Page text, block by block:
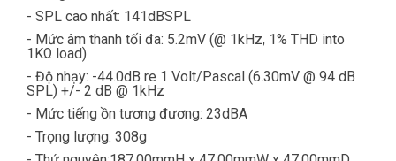
- SPL cao nhất: 141dBSPL
- Mức âm thanh tối đa: 5.2mV (@ 1kHz, 1% THD into
1KΩ load)
- Độ nhạy: -44.0dB re 1 Volt/Pascal (6.30mV @ 94 dB
SPL) +/- 2 dB @ 1kHz
- Mức tiếng ồn tương đương: 23dBA
- Trọng lượng: 308g